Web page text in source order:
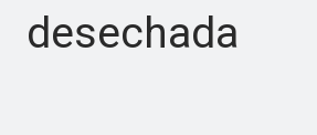
desechada